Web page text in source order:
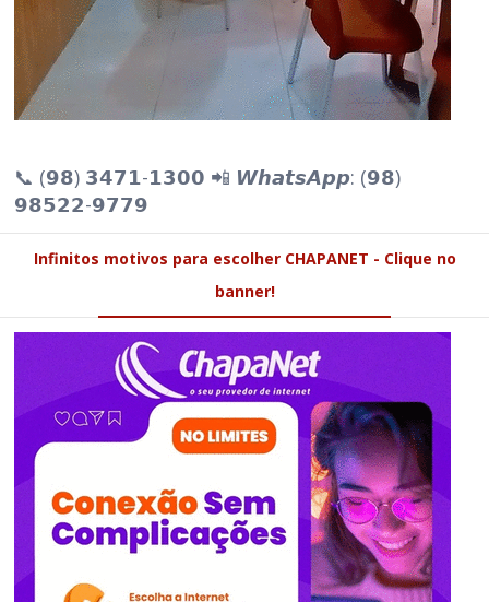
📞 (𝟵𝟴) 𝟯𝟰𝟳𝟭-𝟭𝟯𝟬𝟬 📲 𝙒𝙝𝙖𝙩𝙨𝘼𝙥𝙥: (𝟵𝟴)
𝟵𝟴𝟱𝟮𝟮-𝟵𝟳𝟳𝟵
Infinitos motivos para escolher CHAPANET - Clique no
banner!